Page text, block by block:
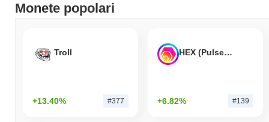
Monete popolari
Troll
+13.40% #377
HEX (Pulsechain)
+6.82% #139